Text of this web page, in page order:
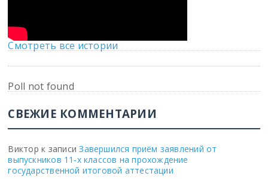
Смотреть все истории
Poll not found
СВЕЖИЕ КОММЕНТАРИИ
Виктор к записиЗавершился приём заявлений от
выпускников 11-х классов на прохождение
государственной итоговой аттестации